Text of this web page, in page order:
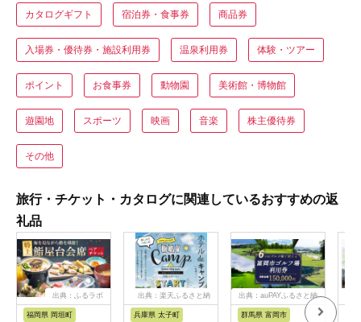
カタログギフト 宿泊券・食事券 商品券
入場券・優待券・施設利用券 温泉利用券 体験・ツアー
ポイント お食事券 動物園 美術館・博物館
遊園地 スポーツ 映画 音楽 株主優待券
その他
旅行・チケット・カタログに関連しているおすすめの返
礼品
出典：ふるラボ
福岡県 岡垣町
出典：楽天ふるさと納
税
兵庫県 太子町
出典：auPAYふるさと納
群馬県 富岡市